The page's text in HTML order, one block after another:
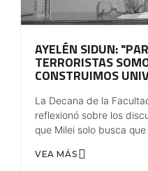
AYELÉN SIDUN:
TERRORISTAS
CONSTRUIMOS
La Decana de la
reflexionó sobre los
que Milei solo busca
VEA MÁS